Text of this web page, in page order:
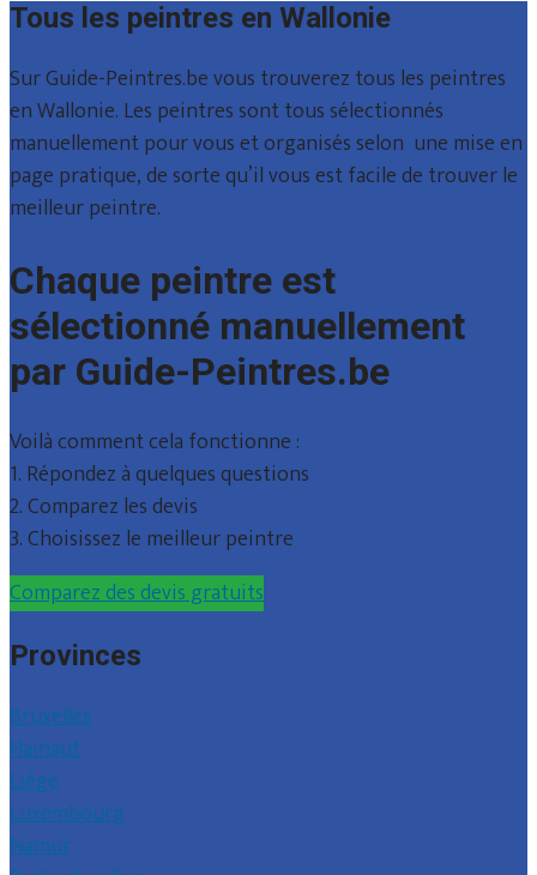
Tous les peintres en Wallonie
Sur Guide-Peintres.be vous trouverez tous les peintres
en Wallonie. Les peintres sont tous sélectionnés
manuellement pour vous et organisés selon une mise en
page pratique, de sorte qu’il vous est facile de trouver le
meilleur peintre.
Chaque peintre est
sélectionné manuellement
par Guide-Peintres.be
Voilà comment cela fonctionne :
1. Répondez à quelques questions
2. Comparez les devis
3. Choisissez le meilleur peintre
Comparez des devis gratuits
Provinces
Bruxelles
Hainaut
Liège
Luxembourg
Namur